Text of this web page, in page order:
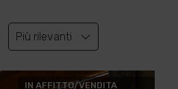
Più rilevanti
IN AFFITTO/VENDITA